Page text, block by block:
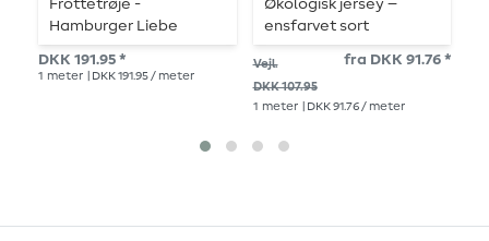
Frottétrøje -
Hamburger Liebe
striber rød pink
DKK 191.95 *
1 meter | DKK 191.95 / meter
Økologisk jersey –
ensfarvet sort
Vejl.
DKK 107.95
fra DKK 91.76 *
1 meter | DKK 91.76 / meter